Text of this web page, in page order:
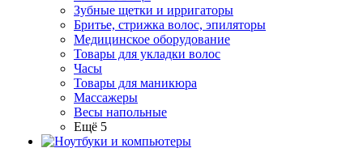
Зубные щетки и ирригаторы
Бритье, стрижка волос, эпиляторы
Медицинское оборудование
Товары для укладки волос
Часы
Товары для маникюра
Массажеры
Весы напольные
Ещё 5